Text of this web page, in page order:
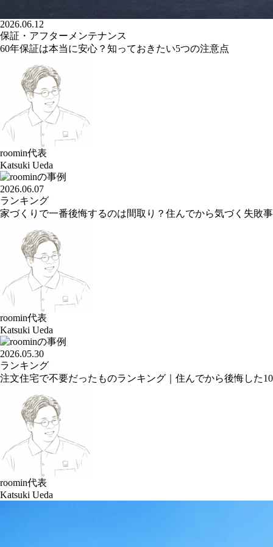
2026.06.12
保証・アフターメンテナンス
60年保証は本当に安心？知っておきたい5つの注意点
roomin代表
Katsuki Ueda
2026.06.07
ランキング
家づくりで一番後悔するのは間取り？住んでから気づく失敗
roomin代表
Katsuki Ueda
2026.05.30
ランキング
注文住宅で不要だったものランキング｜住んでから後悔した
roomin代表
Katsuki Ueda